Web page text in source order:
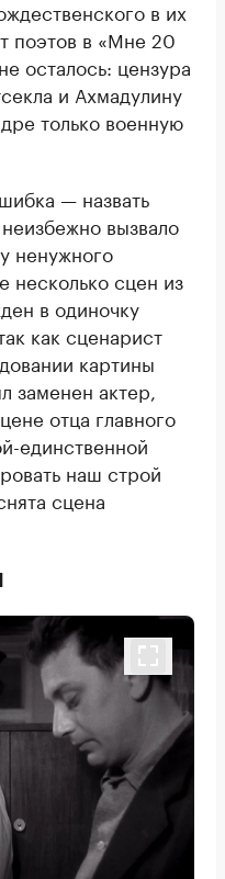
в их
поэтов в «Мне 20
осталось: цензура
и Ахмадулину
только военную
— назвать
вызвало
ненужного
несколько сцен из
в одиночку
как сценарист
картины
заменен актер,
отца главного
единственной
наш строй
сцена